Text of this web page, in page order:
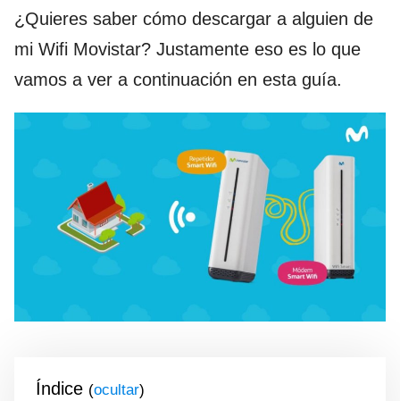
¿Quieres saber cómo descargar a alguien de
mi Wifi Movistar? Justamente eso es lo que
vamos a ver a continuación en esta guía.
Índice ( )